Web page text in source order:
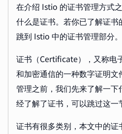
在介绍 Istio 的证书管理方式
什么是证书。若你已了解证
跳到 Istio 中的证书管理部分。
证书（Certificate），又称电
和加密通信的一种数字证明
管理之前，我们先来了解一
经了解了证书，可以跳过这一
证书有很多类别，本文中的证